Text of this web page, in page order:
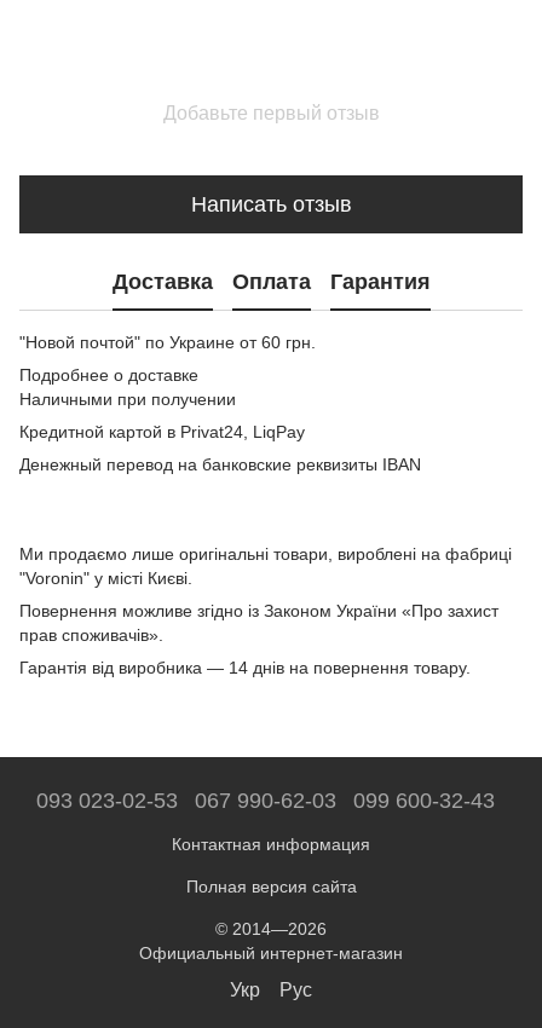
Добавьте первый отзыв
Написать отзыв
Доставка Оплата Гарантия
"Новой почтой" по Украине от 60 грн.
Подробнее о доставке
Наличными при получении
Кредитной картой в Privat24, LiqPay
Денежный перевод на банковские реквизиты IBAN
Ми продаємо лише оригінальні товари, вироблені на фабриці
"Voronin" у місті Києві.
Повернення можливе згідно із Законом України «Про захист
прав споживачів».
Гарантія від виробника — 14 днів на повернення товару.
093 023-02-53 067 990-62-03 099 600-32-43
Контактная информация
Полная версия сайта
© 2014—2026
Официальный интернет-магазин
Укр Рус